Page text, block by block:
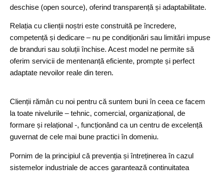
deschise (open source), oferind transparență și adaptabilitate.
Relația cu clienții noștri este construită pe încredere,
competență și dedicare – nu pe condiționări sau limitări impuse
de branduri sau soluții închise. Acest model ne permite să
oferim servicii de mentenanță eficiente, prompte și perfect
adaptate nevoilor reale din teren.
Clienții rămân cu noi pentru că suntem buni în ceea ce facem
la toate nivelurile – tehnic, comercial, organizațional, de
formare și relațional -, funcționând ca un centru de excelență
guvernat de cele mai bune practici în domeniu.
Pornim de la principiul că prevenția și întreținerea în cazul
sistemelor industriale de acces garantează continuitatea